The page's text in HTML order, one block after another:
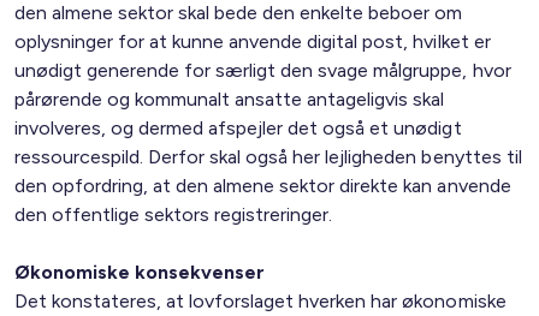
den almene sektor skal bede den enkelte beboer om
oplysninger for at kunne anvende digital post, hvilket er
unødigt generende for særligt den svage målgruppe, hvor
pårørende og kommunalt ansatte antageligvis skal
involveres, og dermed afspejler det også et unødigt
ressourcespild. Derfor skal også her lejligheden benyttes til
den opfordring, at den almene sektor direkte kan anvende
den offentlige sektors registreringer.
Økonomiske konsekvenser
Det konstateres, at lovforslaget hverken har økonomiske